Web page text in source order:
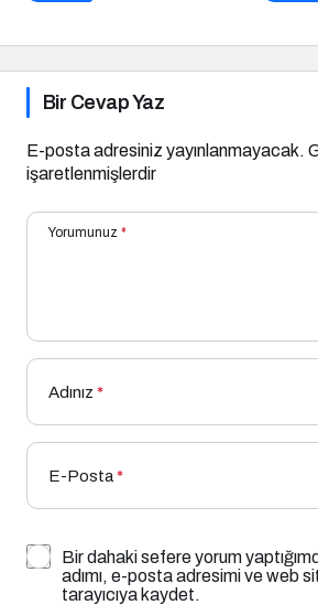
Bir Cevap Yaz
E-posta adresiniz yayınlanmayacak.
işaretlenmişlerdir
Yorumunuz *
Adınız *
E-Posta*
Bir dahaki sefere yorum
adımı, e-posta adresimi ve web
tarayıcıya kaydet.